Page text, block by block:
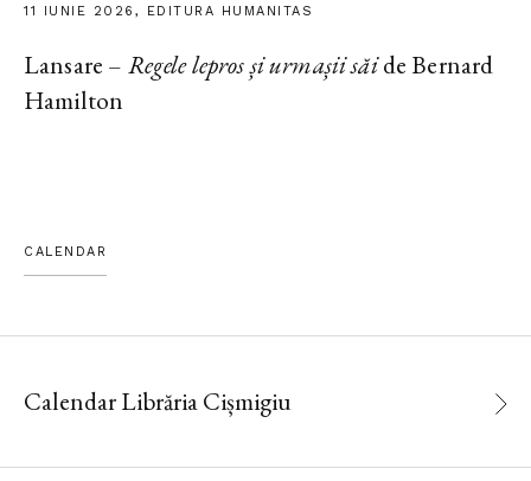
11 IUNIE 2026, EDITURA HUMANITAS
Lansare – Regele lepros și urmașii săide Bernard
Hamilton
CALENDAR
Calendar Librăria Cișmigiu